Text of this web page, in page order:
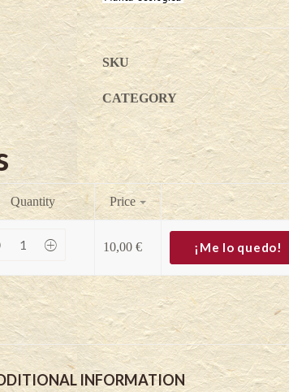
SKU
CATEGORY
Quantity Price
10,00 € ¡Me lo quedo!
INFORMATION